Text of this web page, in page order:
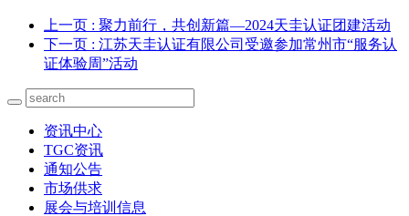
上一页 : 聚力前行，共创新篇—2024天圭认证团建活动
下一页 : 江苏天圭认证有限公司受邀参加常州市“服务认
证体验周”活动
资讯中心
TGC资讯
通知公告
市场供求
展会与培训信息